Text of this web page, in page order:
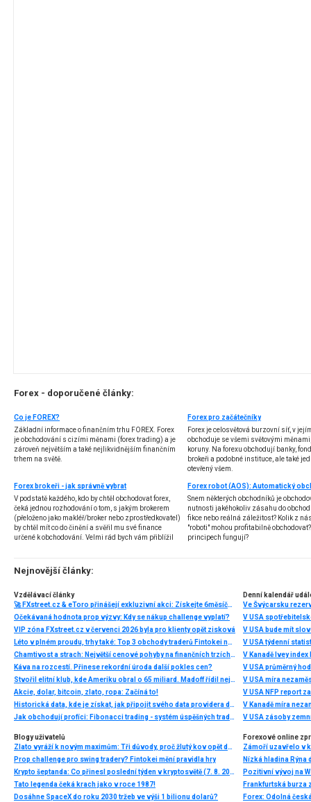
Forex - doporučené články:
Co je FOREX?
Základní informace o finančním trhu FOREX. Forex
je obchodování s cizími měnami (forex trading) a je
zároveň největším a také nejlikvidnějším finančním
trhem na světě.
Forex pro začátečníky
Forex je celosvětová burzovní síť, v
obchoduje se všemi světovými
koruny. Na forexu obchodují banky,
brokeři a podobné instituce, ale také
otevřený všem.
Forex brokeři - jak správně vybrat
V podstatě každého, kdo by chtěl obchodovat forex,
čeká jednou rozhodování o tom, s jakým brokerem
(přeloženo jako makléř/broker nebo zprostředkovatel)
by chtěl mít co do činění a svěřil mu své finance
určené k obchodování. Velmi rád bych vám přiblížil
několik příkladů nejznámějších z nich.
Snem některých obchodníků je
nutnosti jakéhokoliv zásahu do
fikce nebo reálná záležitost? Kolik z
"roboti" mohou profitabilně
principech fungují?
Nejnovější články:
Vzdělávací články
🚀 FXstreet.cz & eToro přinášejí exkluzivní akci: Získejte 6měsíční členství ve VIP zóně ZDARMA
Očekávaná hodnota prop výzvy: Kdy se nákup challenge vyplatí?
VIP zóna FXstreet.cz v červenci 2026 byla pro klienty opět zisková
Léto v plném proudu, trhy také: Top 3 obchody traderů Fintokei na indexech a zlatě
Chamtivost a strach: Největší cenové pohyby na finančních trzích (červenec 2026)
Káva na rozcestí. Přinese rekordní úroda další pokles cen?
Stvořil elitní klub, kde Ameriku obral o 65 miliard. Madoff řídil největší Ponzi dějin
Akcie, dolar, bitcoin, zlato, ropa: Začíná to!
Historická data, kde je získat, jak připojit svého data providera do MultiCharts a proč je budeme potřebovat? (4. díl)
Jak obchodují profíci: Fibonacci trading - systém úspěšných traderů
Denní kalendář
Ve Švýcarsku
V USA
V USA bude mít
V USA týdenní
V Kanadě Ivey index
V USA průměrný
V USA míra
V USA NFP report
V Kanadě míra
V USA zásoby
Blogy uživatelů
Zlato vyráží k novým maximům: Tři důvody, proč žlutý kov opět dominuje
Prop challenge pro swing tradery? Fintokei mění pravidla hry
Krypto šeptanda: Co přinesl poslední týden v kryptosvětě (7. 8. 2026)
Tato legenda čeká krach jako v roce 1987!
Dosáhne SpaceX do roku 2030 tržeb ve výši 1 bilionu dolarů?
Forexové online
Nízká hladina
Pozitivní vývoj na
Frankfurtská burza